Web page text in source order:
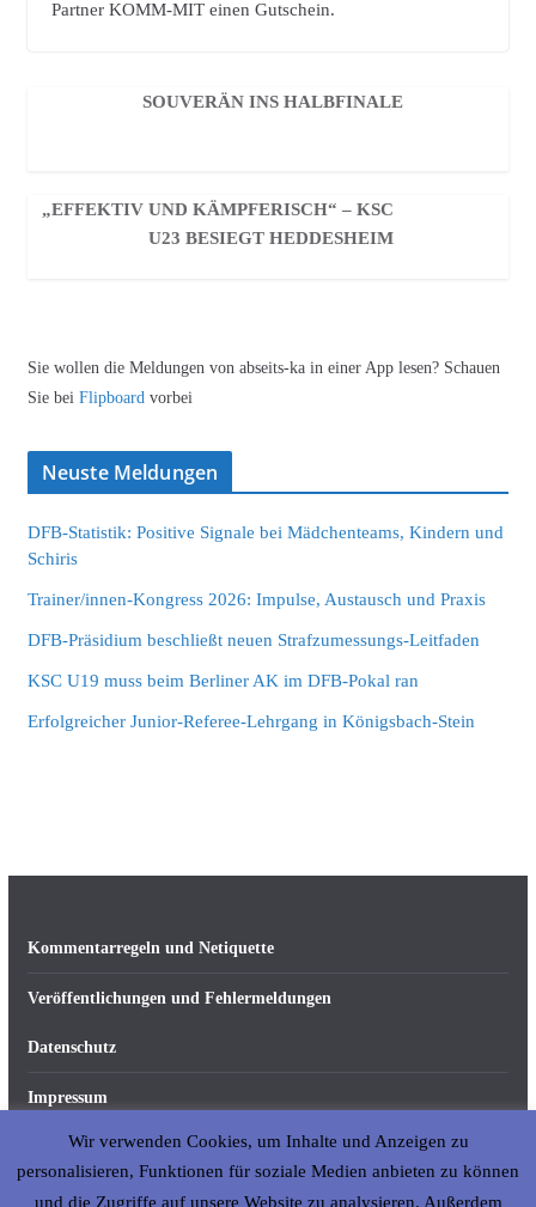
Partner KOMM-MIT einen Gutschein.
SOUVERÄN INS HALBFINALE
„EFFEKTIV UND KÄMPFERISCH“ – KSC
U23 BESIEGT HEDDESHEIM
Sie wollen die Meldungen von abseits-ka in einer App lesen? Schauen
Sie bei Flipboard vorbei
Neuste Meldungen
DFB-Statistik: Positive Signale bei Mädchenteams, Kindern und
Schiris
Trainer/innen-Kongress 2026: Impulse, Austausch und Praxis
DFB-Präsidium beschließt neuen Strafzumessungs-Leitfaden
KSC U19 muss beim Berliner AK im DFB-Pokal ran
Erfolgreicher Junior-Referee-Lehrgang in Königsbach-Stein
Kommentarregeln und Netiquette
Veröffentlichungen und Fehlermeldungen
Datenschutz
Impressum
Über abseits-ka.de
Wir verwenden Cookies, um Inhalte und Anzeigen zu
personalisieren, Funktionen für soziale Medien anbieten zu können
und die Zugriffe auf unsere Website zu analysieren. Außerdem